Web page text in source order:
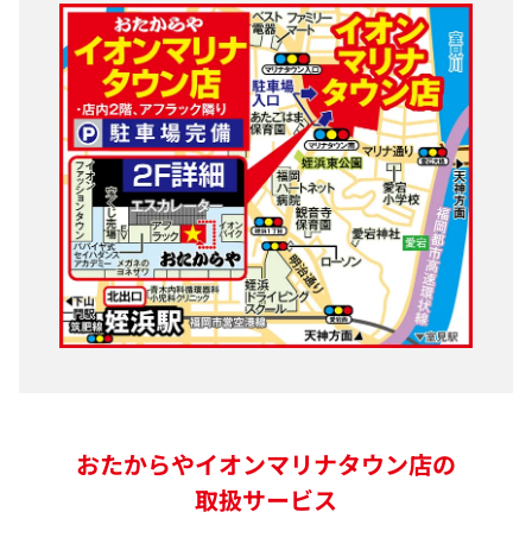
おたからやイオンマリナタウン店の
取扱サービス